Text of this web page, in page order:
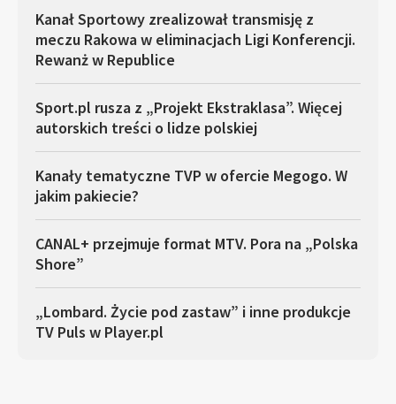
Kanał Sportowy zrealizował transmisję z
meczu Rakowa w eliminacjach Ligi Konferencji.
Rewanż w Republice
Sport.pl rusza z „Projekt Ekstraklasa”. Więcej
autorskich treści o lidze polskiej
Kanały tematyczne TVP w ofercie Megogo. W
jakim pakiecie?
CANAL+ przejmuje format MTV. Pora na „Polska
Shore”
„Lombard. Życie pod zastaw” i inne produkcje
TV Puls w Player.pl